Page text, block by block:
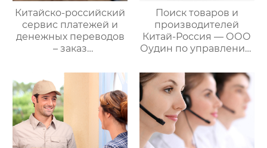
Китайско-российский
сервис платежей и
денежных переводов
– заказ
поставок
Поиск товаров и
производителей
Китай-Россия — ООО
Оудин по управлению
цепями поставок